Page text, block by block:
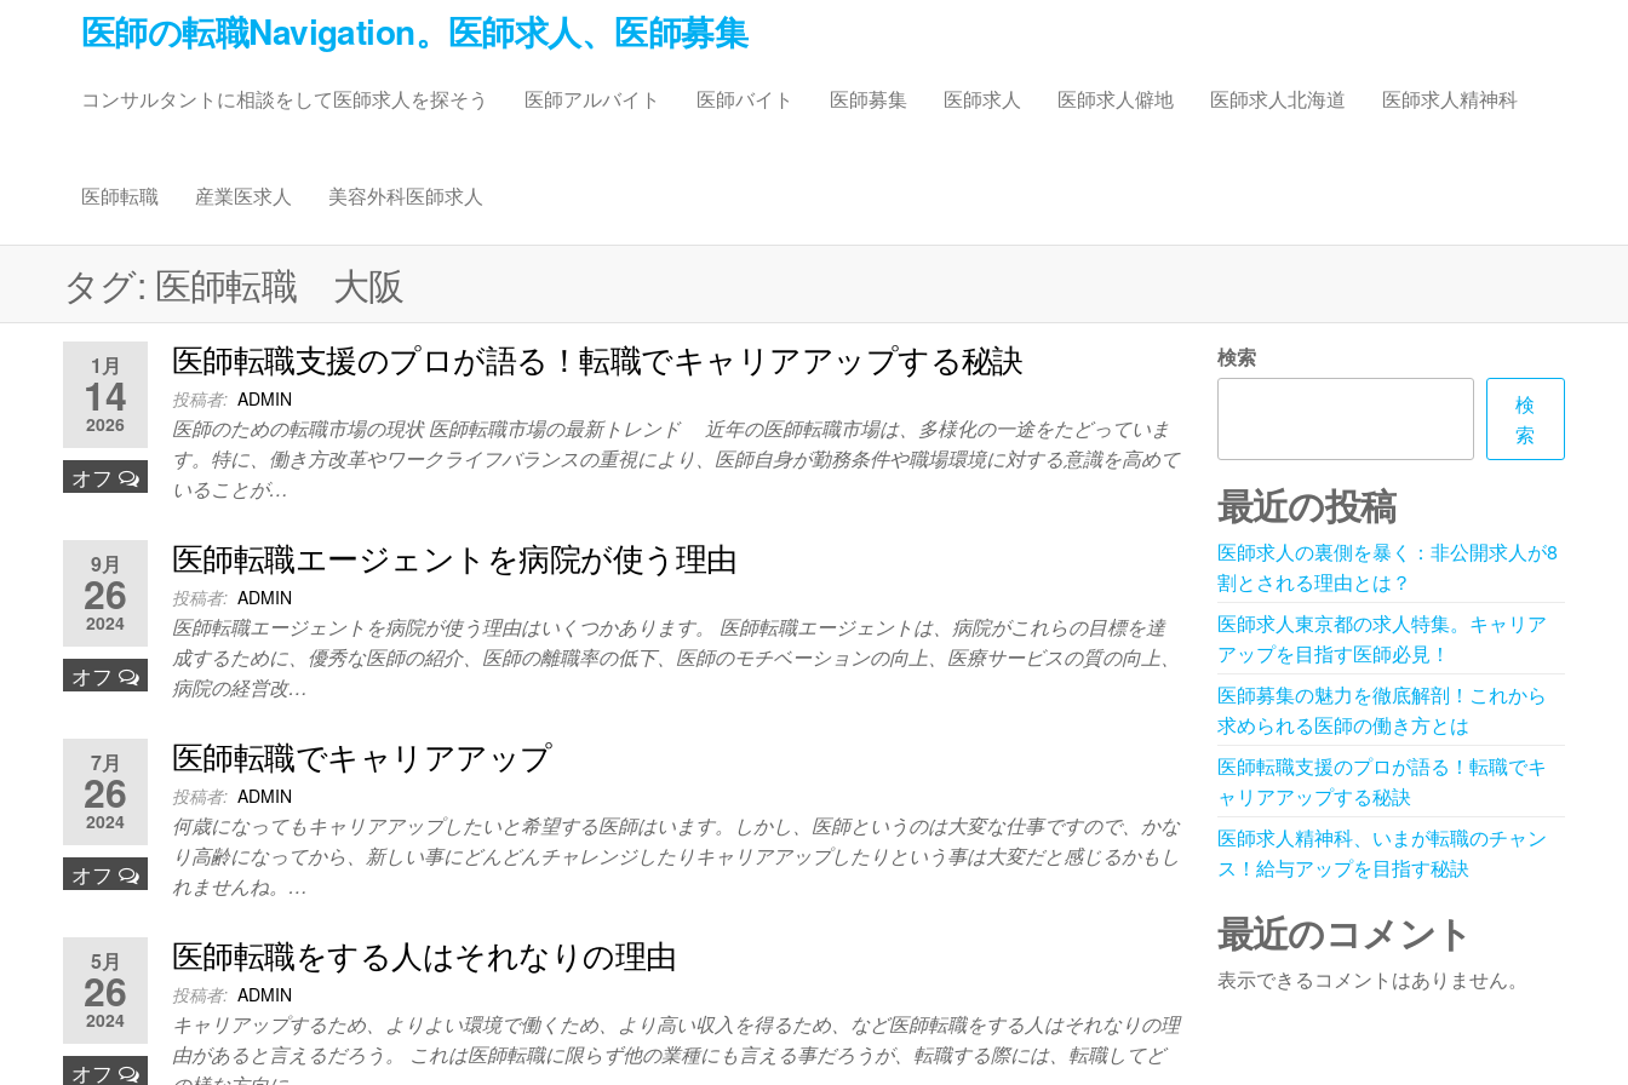
医師の転職Navigation。医師求人、医師募集
コンサルタントに相談をして医師求人を探そう 医師アルバイト 医師バイト 医師募集 医師求人 医師求人僻地 医師求人北海道 医師求人精神科
医師転職 産業医求人 美容外科医師求人
タグ: 医師転職 大阪
1月
14
2026
オフ
医師転職支援のプロが語る！転職でキャリアアップする秘訣
投稿者: ADMIN
医師のための転職市場の現状 医師転職市場の最新トレンド 近年の医師転職市場は、多様化の一途をたどっていま
す。特に、働き方改革やワークライフバランスの重視により、医師自身が勤務条件や職場環境に対する意識を高めて
いることが…
9月
26
2024
オフ
医師転職エージェントを病院が使う理由
投稿者: ADMIN
医師転職エージェントを病院が使う理由はいくつかあります。 医師転職エージェントは、病院がこれらの目標を達
成するために、優秀な医師の紹介、医師の離職率の低下、医師のモチベーションの向上、医療サービスの質の向上、
病院の経営改…
7月
26
2024
オフ
医師転職でキャリアアップ
投稿者: ADMIN
何歳になってもキャリアアップしたいと希望する医師はいます。しかし、医師というのは大変な仕事ですので、かな
り高齢になってから、新しい事にどんどんチャレンジしたりキャリアアップしたりという事は大変だと感じるかもし
れませんね。…
5月
26
2024
オフ
医師転職をする人はそれなりの理由
投稿者: ADMIN
キャリアップするため、よりよい環境で働くため、より高い収入を得るため、など医師転職をする人はそれなりの理
由があると言えるだろう。 これは医師転職に限らず他の業種にも言える事だろうが、転職する際には、転職してど
検索
検
索
最近の投稿
医師求人の裏側を暴く：非公開求人が8
割とされる理由とは？
医師求人東京都の求人特集。キャリア
アップを目指す医師必見！
医師募集の魅力を徹底解剖！これから
求められる医師の働き方とは
医師転職支援のプロが語る！転職でキ
ャリアアップする秘訣
医師求人精神科、いまが転職のチャン
ス！給与アップを目指す秘訣
最近のコメント
表示できるコメントはありません。